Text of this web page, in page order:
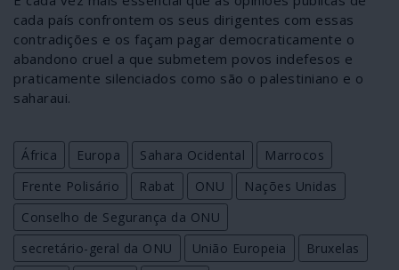
cada país confrontem os seus dirigentes com essas
contradições e os façam pagar democraticamente o
abandono cruel a que submetem povos indefesos e
praticamente silenciados como são o palestiniano e o
saharaui.
África Europa Sahara Ocidental
Marrocos
Frente Polisário
Rabat ONU
Nações Unidas
Conselho de Segurança da ONU
secretário-geral da ONU
União Europeia
Bruxelas